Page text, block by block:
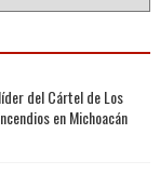
del Cártel de Los
en Michoacán